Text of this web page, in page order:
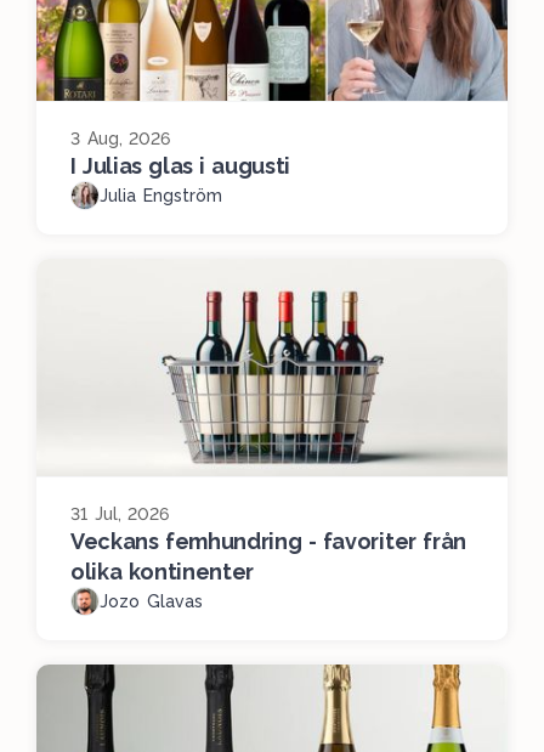
3 Aug, 2026
I Julias glas i augusti
Julia Engström
31 Jul, 2026
Veckans femhundring - favoriter från
olika kontinenter
Jozo Glavas